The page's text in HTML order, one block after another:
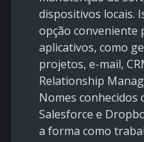
dispositivos locais.
opção conveniente
aplicativos, como
projetos, e-mail,
Relationship
Nomes conhecidos
Salesforce e
a forma como